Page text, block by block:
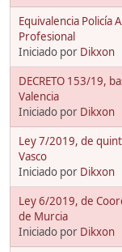
Equivalencia Policía
Profesional
Iniciado por Dikxon
DECRETO 153/19,
Valencia
Iniciado por Dikxon
Ley 7/2019, de
Vasco
Iniciado por Dikxon
Ley 6/2019, de
de Murcia
Iniciado por Dikxon